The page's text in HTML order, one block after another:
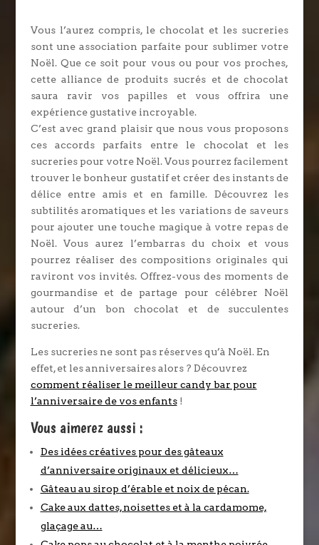
Vous l’aurez compris, le chocolat et les sucreries
sont une association parfaite pour sublimer votre
Noël. Que ce soit pour vous ou pour vos proches,
cette alliance de produits sucrés et de chocolat
saura ravir vos papilles et vous offrira une
expérience gustative incroyable.
C’est avec grand plaisir que nous vous proposons
ces accords parfaits entre le chocolat et les
sucreries pour votre Noël. Vous pourrez facilement
trouver le bonheur gustatif et créer des instants de
délice entre amis et en famille. Découvrez les
subtilités aromatiques et les variations de saveurs
pour ajouter une touche magique à votre repas de
Noël. Vous aurez l’embarras du choix et vous
pourrez réaliser des compositions originales qui
raviront vos invités. Offrez-vous des moments de
gourmandise et de partage pour célébrer Noël
autour d’un bon chocolat et de succulentes
sucreries.
Les sucreries ne sont pas réserves qu’à Noël. En
effet, et les anniversaires alors ? Découvrez
comment réaliser le meilleur candy bar pour
l’anniversaire de vos enfants!
Vous aimerez aussi :
Des idées créatives pour des gâteaux
d’anniversaire originaux et délicieux…
Gâteau au sirop d’érable et noix de pécan.
Cake aux dattes, noisettes et à la cardamome,
glaçage au…